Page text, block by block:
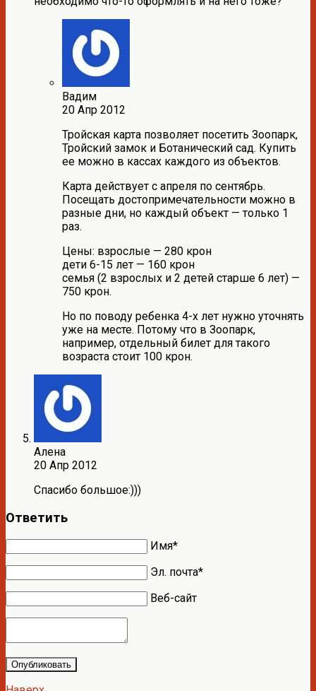
Вадим
20 Апр 2012
Тройская карта позволяет посетить Зоопарк,
Тройский замок и Ботанический сад. Купить
ее можно в кассах каждого из объектов.
Карта действует с апреля по сентябрь.
Посещать достопримечательности можно в
разные дни, но каждый объект — только 1
раз.
Цены: взрослые — 280 крон
дети 6-15 лет — 160 крон
семья (2 взрослых и 2 детей старше 6 лет) —
750 крон.
Но по поводу ребенка 4-х лет нужно уточнять
уже на месте. Потому что в Зоопарк,
например, отдельный билет для такого
возраста стоит 100 крон.
Алена
20 Апр 2012
Спасибо большое:)))
Ответить
Имя*
Эл. почта*
Веб-сайт
Опубликовать